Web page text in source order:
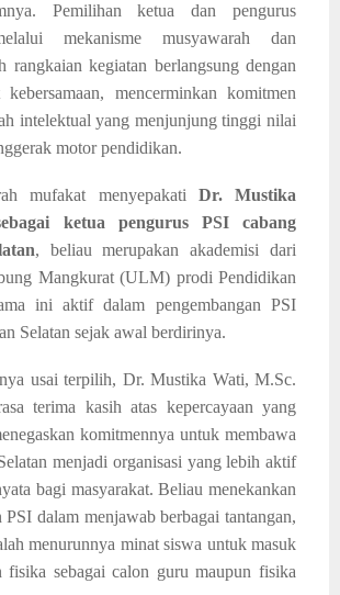
Pemilihan ketua dan pengurus
mekanisme musyawarah dan
rangkaian kegiatan berlangsung dengan
kebersamaan, mencerminkan komitmen
intelektual yang menjunjung tinggi nilai
motor pendidikan.
mufakat menyepakati Dr. Mustika
ketua pengurus PSI cabang
, beliau merupakan akademisi dari
Mangkurat (ULM) prodi Pendidikan
ini aktif dalam pengembangan PSI
Selatan sejak awal berdirinya.
usai terpilih, Dr. Mustika Wati, M.Sc.
terima kasih atas kepercayaan yang
komitmennya untuk membawa
menjadi organisasi yang lebih aktif
bagi masyarakat. Beliau menekankan
PSI dalam menjawab berbagai tantangan,
menurunnya minat siswa untuk masuk
fisika sebagai calon guru maupun fisika